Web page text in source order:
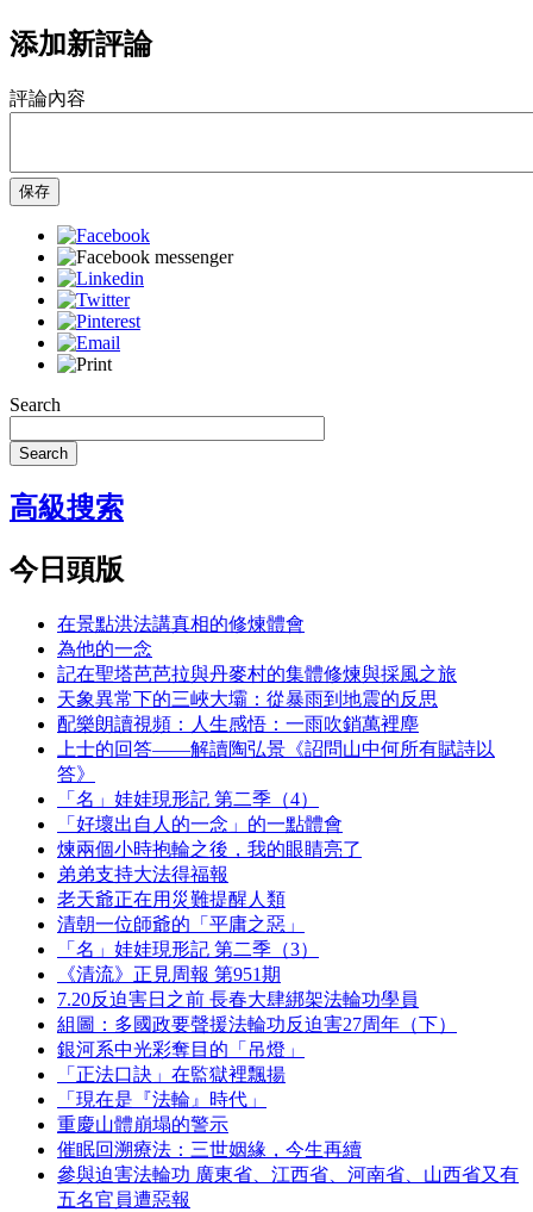
添加新評論
評論內容
保存
Search
Search
高級搜索
今日頭版
在景點洪法講真相的修煉體會
為他的一念
記在聖塔芭芭拉與丹麥村的集體修煉與採風之旅
天象異常下的三峽大壩：從暴雨到地震的反思
配樂朗讀視頻：人生感悟：一雨吹銷萬裡塵
上士的回答——解讀陶弘景《詔問山中何所有賦詩以
答》
「名」娃娃現形記 第二季（4）
「好壞出自人的一念」的一點體會
煉兩個小時抱輪之後，我的眼睛亮了
弟弟支持大法得福報
老天爺正在用災難提醒人類
清朝一位師爺的「平庸之惡」
「名」娃娃現形記 第二季（3）
《清流》正見周報 第951期
7.20反迫害日之前 長春大肆綁架法輪功學員
組圖：多國政要聲援法輪功反迫害27周年（下）
銀河系中光彩奪目的「吊燈」
「正法口訣」在監獄裡飄揚
「現在是『法輪』時代」
重慶山體崩塌的警示
催眠回溯療法：三世姻緣，今生再續
參與迫害法輪功 廣東省、江西省、河南省、山西省又有
五名官員遭惡報